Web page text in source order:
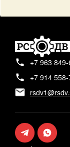
+7 963
+7 914